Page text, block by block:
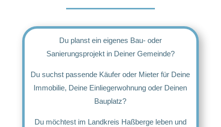
Du planst ein eigenes Bau- oder
Sanierungsprojekt in Deiner Gemeinde?
Du suchst passende Käufer oder Mieter für Deine
Immobilie, Deine Einliegerwohnung oder Deinen
Bauplatz?
Du möchtest im Landkreis Haßberge leben und